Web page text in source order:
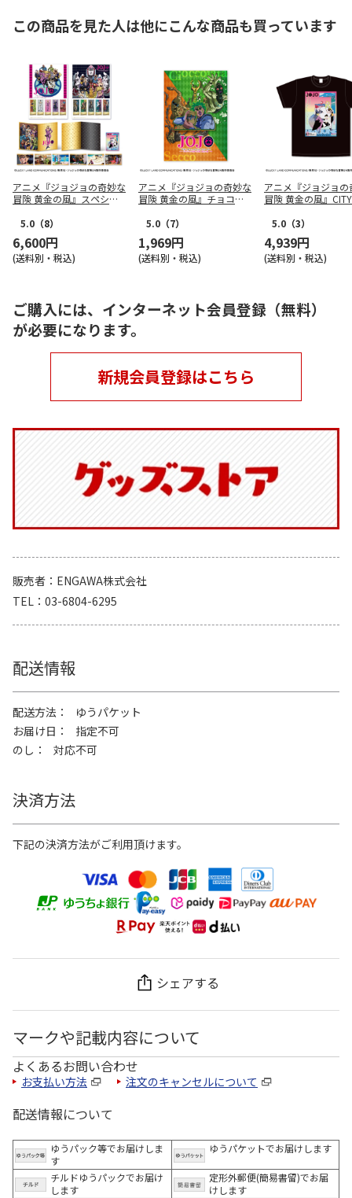
この商品を見た人は他にこんな商品も買っています
アニメ『ジョジョの奇妙な
冒険 黄金の風』スペシャ
5.0 （8）
6,600円
(送料別・税込)
アニメ『ジョジョの奇妙な
冒険 黄金の風』チョコラ
ーホルダー
5.0 （7）
1,969円
(送料別・税込)
アニメ『ジョジョの
冒険 黄金の風』
5.0 （3）
4,939円
(送料別・税込)
ご購入には、インターネット会員登録（無料）
が必要になります。
新規会員登録はこちら
販売者
ENGAWA株式会社
TEL
03-6804-6295
配送情報
配送方法
ゆうパケット
お届け日
指定不可
のし
対応不可
決済方法
下記の決済方法がご利用頂けます。
シェアする
マークや記載内容について
よくあるお問い合わせ
お支払い方法 注文のキャンセルについて
配送情報について
ゆうパック等でお届けしま
す
ゆうパケットでお届けします
チルドゆうパックでお届け
します
定形外郵便(簡易書留)でお届
けします